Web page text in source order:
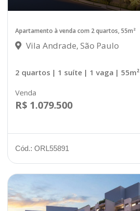
Apartamento à venda com 2 quartos, 55m²
Vila Andrade, São Paulo
2 quartos | 1 suíte | 1 vaga | 55m²
Venda
R$ 1.079.500
Cód.: ORL55891